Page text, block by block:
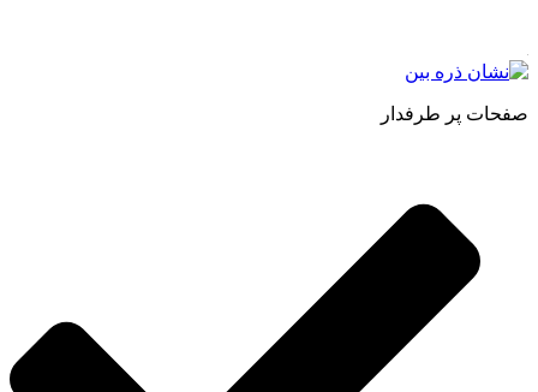
صفحات پر طرفدار